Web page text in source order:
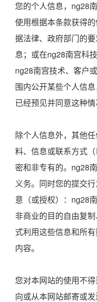
您的个人信息，ng28
使用根据本条款获得
据法律、政府部门的
息；或在ng28南宫科
ng28南宫技术、客户
围内公开某些个人信
已经预见并同意这种情
除个人信息外，其他
料、信息或联系方式
密和非专有的。ng28
义务。同时您的提交
意（或授权）：ng28
非商业的目的自由复
式利用这些信息和所
内容。
您对本网站的使用不
向或从本网站邮寄或